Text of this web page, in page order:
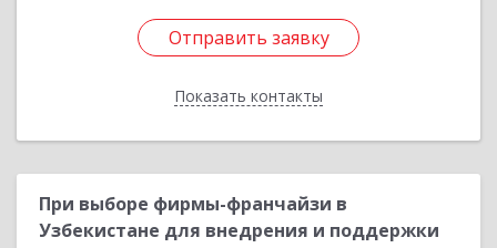
Отправить заявку
Показать контакты
Отправить заявку
Назад
При выборе фирмы-франчайзи в
Узбекистане для внедрения и поддержки